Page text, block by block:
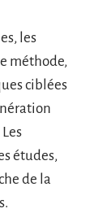
les
méthode,
ciblées
études,
de la